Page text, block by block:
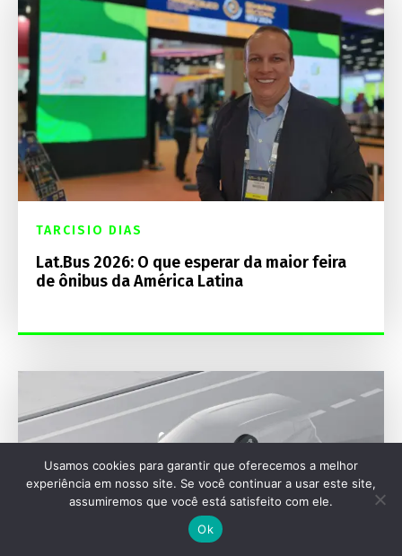
TARCISIO DIAS
Lat.Bus 2026: O que esperar da maior feira
de ônibus da América Latina
Usamos cookies para garantir que oferecemos a melhor
experiência em nosso site. Se você continuar a usar este site,
assumiremos que você está satisfeito com ele.
Ok